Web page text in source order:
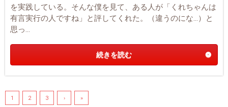
を実践している。そんな僕を見て、ある人が「くれちゃんは
有言実行の人ですね」と評してくれた。（違うのにな…）と
思っ...
続きを読む
1 2 3 › »